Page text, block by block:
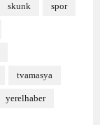
skunk spor
tvamasya
yerelhaber